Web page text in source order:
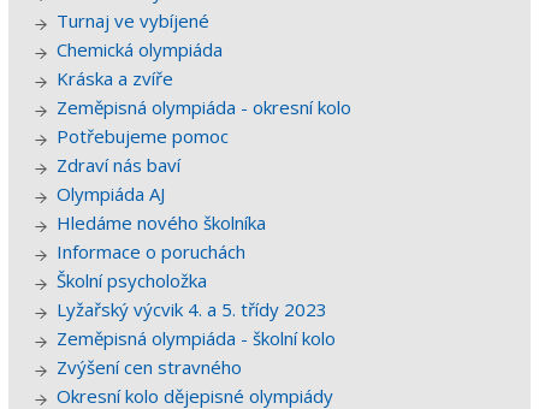
Turnaj ve vybíjené
Chemická olympiáda
Kráska a zvíře
Zeměpisná olympiáda - okresní kolo
Potřebujeme pomoc
Zdraví nás baví
Olympiáda AJ
Hledáme nového školníka
Informace o poruchách
Školní psycholožka
Lyžařský výcvik 4. a 5. třídy 2023
Zeměpisná olympiáda - školní kolo
Zvýšení cen stravného
Okresní kolo dějepisné olympiády